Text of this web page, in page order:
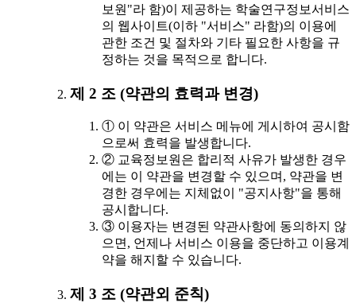
보원"라 함)이 제공하는 학술연구정보서비스
의 웹사이트(이하 "서비스" 라함)의 이용에
관한 조건 및 절차와 기타 필요한 사항을 규
정하는 것을 목적으로 합니다.
제 2 조 (약관의 효력과 변경)
① 이 약관은 서비스 메뉴에 게시하여 공시함
으로써 효력을 발생합니다.
② 교육정보원은 합리적 사유가 발생한 경우
에는 이 약관을 변경할 수 있으며, 약관을 변
경한 경우에는 지체없이 "공지사항"을 통해
공시합니다.
③ 이용자는 변경된 약관사항에 동의하지 않
으면, 언제나 서비스 이용을 중단하고 이용계
약을 해지할 수 있습니다.
제 3 조 (약관외 준칙)